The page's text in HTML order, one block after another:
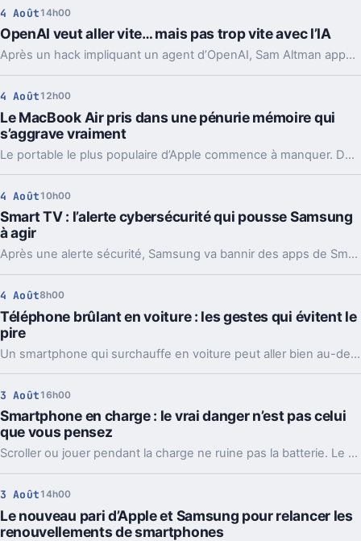
4 Août 14h00
OpenAI veut aller vite… mais pas trop vite avec l’IA
Après un hack impliquant un agent d’OpenAI, Sam Altman appelle à ralentir le rythme de l’IA. Mais le vrai débat ne se limite pas à freiner.
4 Août 12h00
Le MacBook Air pris dans une pénurie mémoire qui
s’aggrave vraiment
Le portable le plus populaire d’Apple commence à manquer. Délais vers fin août, voire septembre, et Apple cherche déjà des parades côté mémoire.
4 Août 10h00
Smart TV : l’alerte cybersécurité qui pousse Samsung
à agir
Après une alerte sécurité, Samsung va bannir des apps de Smart TV capables de partager votre connexion avec des inconnus, en arrière-plan.
4 Août8h00
Téléphone brûlant en voiture : les gestes qui évitent le
pire
Un smartphone qui surchauffe en voiture peut aller bien au-delà du simple bug. Support, charge et soleil direct forment souvent le trio à éviter.
3 Août 16h00
Smartphone en charge : le vrai danger n’est pas celui
que vous pensez
Scroller ou jouer pendant la charge ne ruine pas la batterie. Le vrai sujet, c’est surtout la chaleur et une recharge souvent plus lente.
3 Août 14h00
Le nouveau pari d’Apple et Samsung pour relancer les
renouvellements de smartphones